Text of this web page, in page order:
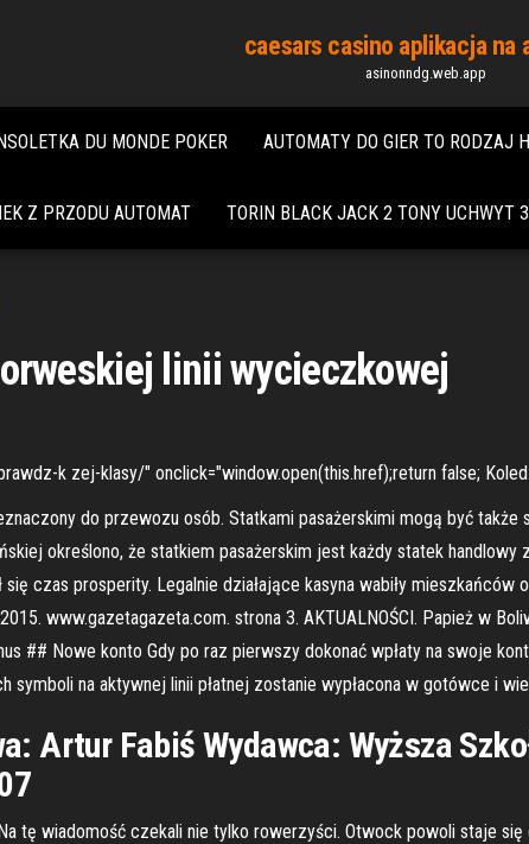
caesars casino aplikacja na
asinonndg.web.app
DU MONDE POKER AUTOMATY DO GIER TO RODZAJ
Z PRZODU AUTOMAT TORIN BLACK JACK 2 TONY UCHWYT
linii wycieczkowej
k zej-klasy/" onclick="window.open(this.href);return false;
do przewozu osób. Statkami pasażerskimi mogą być
określono, że statkiem pasażerskim jest każdy statek handlowy
się czas prosperity. Legalnie działające kasyna wabiły
www.gazetagazeta.com. strona 3. AKTUALNOŚCI. Papież w
## Nowe konto Gdy po raz pierwszy dokonać wpłaty na swoje
symboli na aktywnej linii płatnej zostanie wypłacona w gotówce i
Artur Fabiś Wydawca: Wyższa
Na tę wiadomość czekali nie tylko rowerzyści. Otwock powoli staje